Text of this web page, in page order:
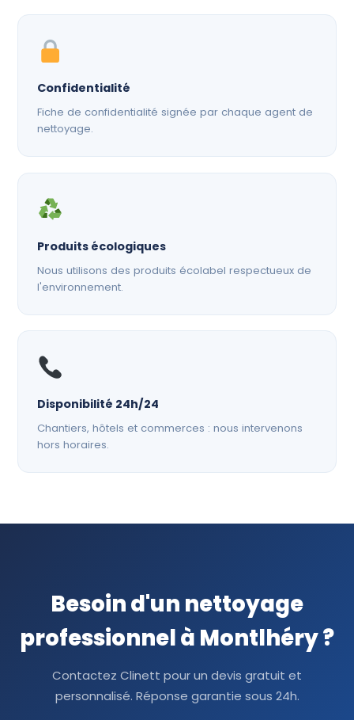
Confidentialité
Fiche de confidentialité signée par chaque agent de
nettoyage.
Produits écologiques
Nous utilisons des produits écolabel respectueux de
l'environnement.
Disponibilité 24h/24
Chantiers, hôtels et commerces : nous intervenons
hors horaires.
Besoin d'un nettoyage
professionnel à Montlhéry ?
Contactez Clinett pour un devis gratuit et
personnalisé. Réponse garantie sous 24h.